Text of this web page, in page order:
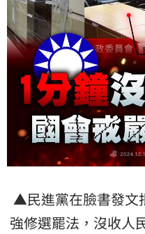
▲民進黨在臉書發文
強修選罷法，沒收人